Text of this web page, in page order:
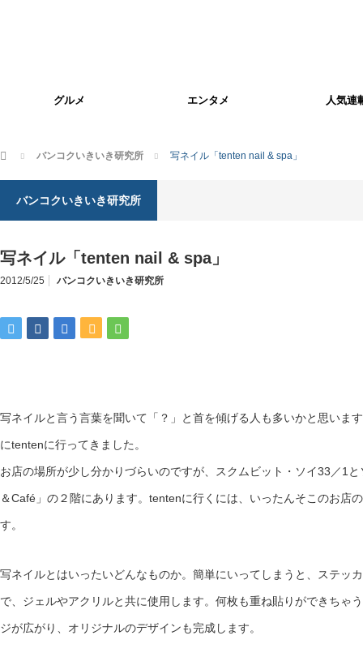
グルメ エンタメ 人気連
ホーム バンコクいきいき研究所 写ネイル「tenten nail & spa」
バンコクいきいき研究所
写ネイル「tenten nail & spa」
2012/5/25 バンコクいきいき研究所
写ネイルと言う言葉を聞いて「？」と首を傾げる人も多いかと思いま
にtentenに行ってきました。
お店の場所が少し分かりづらいのですが、スクムビット・ソイ33／1
＆Café」の２階にあります。tentenに行くには、いったんそこのお店
す。
写ネイルとはいったいどんなものか。簡単にいってしまうと、ステッ
で、ジェルやアクリルと共に使用します。何枚も重ね貼りができち
ジが広がり、オリジナルのデザインも完成します。